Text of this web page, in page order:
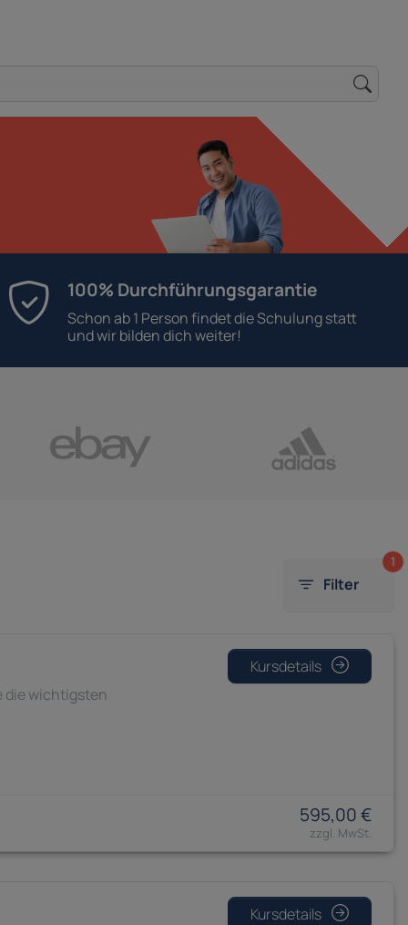
100% Durchführungsgarantie
Schon ab 1 Person findet die Schulung statt
und wir bilden dich weiter!
Filter
1
die wichtigsten
Kursdetails
595,00 €
Kursdetails